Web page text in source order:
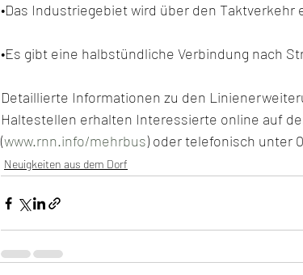
•Das Industriegebiet wird über den Taktverkehr
•Es gibt eine halbstündliche Verbindung nach
Detaillierte Informationen zu den
Haltestellen erhalten Interessierte online auf
(www.rnn.info/mehrbus) oder telefonisch unter
Neuigkeiten aus dem Dorf